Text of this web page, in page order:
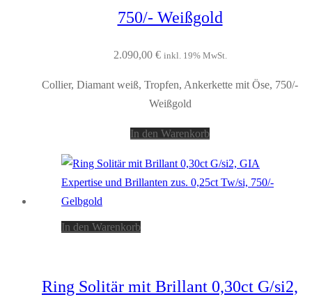
750/- Weißgold
2.090,00 € inkl. 19% MwSt.
Collier, Diamant weiß, Tropfen, Ankerkette mit Öse, 750/-
Weißgold
In den Warenkorb
In den Warenkorb
Ring Solitär mit Brillant 0,30ct G/si2,